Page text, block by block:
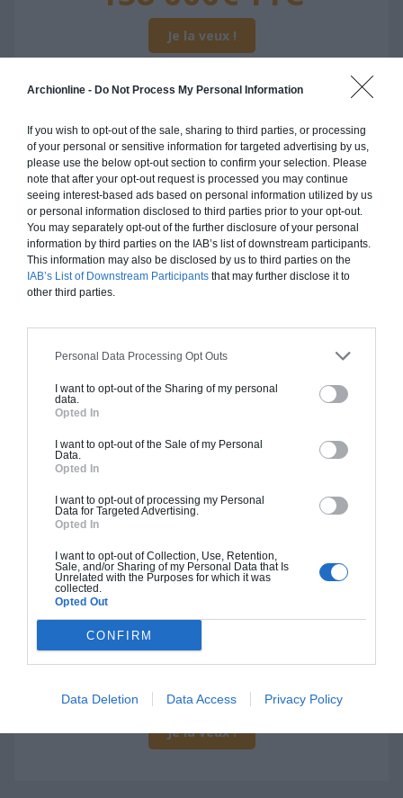
Archionline - Do Not Process My Personal Information
If you wish to opt-out of the sale, sharing to third parties, or processing
of your personal or sensitive information for targeted advertising by us,
please use the below opt-out section to confirm your selection. Please
note that after your opt-out request is processed you may continue
seeing interest-based ads based on personal information utilized by us
or personal information disclosed to third parties prior to your opt-out.
You may separately opt-out of the further disclosure of your personal
information by third parties on the IAB’s list of downstream participants.
This information may also be disclosed by us to third parties on the
IAB’s List of Downstream Participants that may further disclose it to
other third parties.
Personal Data Processing Opt Outs
I want to opt-out of the Sharing of my personal
data.
Opted In
I want to opt-out of the Sale of my Personal
Data.
Opted In
I want to opt-out of processing my Personal
Data for Targeted Advertising.
Opted In
I want to opt-out of Collection, Use, Retention,
Sale, and/or Sharing of my Personal Data that Is
Unrelated with the Purposes for which it was
collected.
Opted Out
CONFIRM
Data Deletion Data Access Privacy Policy
Je la veux !
Construction ossature bois
Chiffrage estimatif pour : Fondations et normes
standards. Construction en ossature bois isolé.
Finitions haut de gamme. Le prix "clé en main"
inclut le gros oeuvre et le second oeuvre (cuisine,
peinture, sols...), mais exclut piscine, jardin et
clôture.
138 000€ TTC
Je la veux !
Construction BBC
Chiffrage estimatif pour : Fondations et normes
(RT 2020). Finitions haut de gamme. Le prix "clé
en main" inclut le gros oeuvre et le second
oeuvre (cuisine, peinture, sols...), mais exclut
piscine, jardin et clôture.
À partir de
158 000€ TTC
Je la veux !